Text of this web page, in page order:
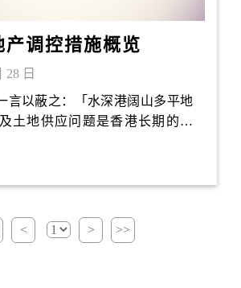
产调控措施概览
28 日
言以蔽之：「水深港阔山多平地
土地供应问题是香港长期的痛
长官林郑月娥成立土地供应专责
取消单程证每日一百五十人的限
少人探讨如何从需求着手。
< > >>